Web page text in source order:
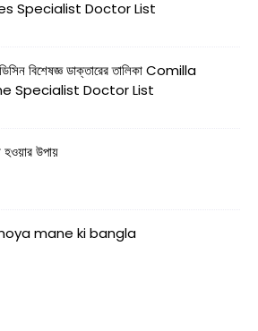
Specialist Doctor List
বিশেষজ্ঞ ডাক্তারের তালিকা Comilla
Specialist Doctor List
উপায়
mane ki bangla